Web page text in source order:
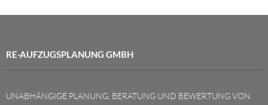
RE-AUFZUGSPLANUNG GMBH
UNABHÄNGIGE PLANUNG, BERATUNG UND BEWERTUNG VON